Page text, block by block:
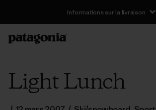
Informations sur la livraison
Light Lunch